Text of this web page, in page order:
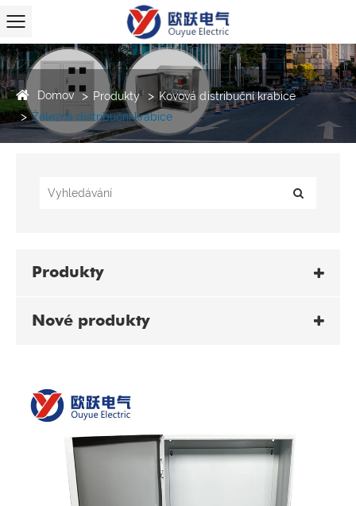
Domov Produkty
Kovová distribuční krabice
Železná distribuční krabice
Produkty
Nové produkty